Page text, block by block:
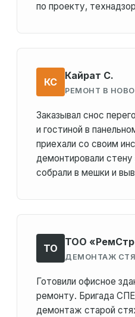
по проекту,
КС
Кайрат С.
РЕМОНТ В
Заказывал снос
и гостиной в
приехали со своим
демонтировали стену
собрали в мешки и
ТО
ТОО
ДЕМОНТАЖ
Готовили офисное
ремонту. Бригада
демонтаж старой